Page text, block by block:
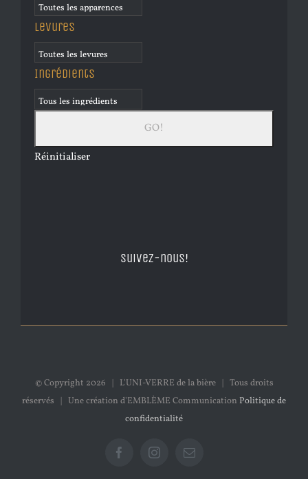
Levures
Ingrédients
Réinitialiser
Suivez-nous!
© Copyright 2026 | L'UNI-VERRE de la bière | Tous droits
réservés | Une création d'EMBLÈME Communication Politique de
confidentialité
FacebookInstagramEmail